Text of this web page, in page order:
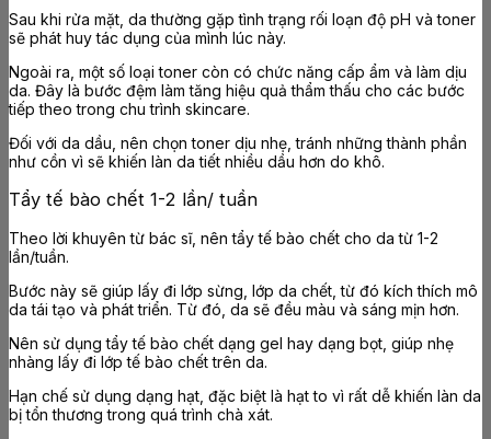
Sau khi rửa mặt, da thường gặp tình trạng rối loạn độ pH và toner
sẽ phát huy tác dụng của mình lúc này.
Ngoài ra, một số loại toner còn có chức năng cấp ẩm và làm dịu
da. Đây là bước đệm làm tăng hiệu quả thẩm thấu cho các bước
tiếp theo trong chu trình skincare.
Đối với da dầu, nên chọn toner dịu nhẹ, tránh những thành phần
như cồn vì sẽ khiến làn da tiết nhiều dầu hơn do khô.
Tẩy tế bào chết 1-2 lần/ tuần
Theo lời khuyên từ bác sĩ, nên tẩy tế bào chết cho da từ 1-2
lần/tuần.
Bước này sẽ giúp lấy đi lớp sừng, lớp da chết, từ đó kích thích mô
da tái tạo và phát triển. Từ đó, da sẽ đều màu và sáng mịn hơn.
Nên sử dụng tẩy tế bào chết dạng gel hay dạng bọt, giúp nhẹ
nhàng lấy đi lớp tế bào chết trên da.
Hạn chế sử dụng dạng hạt, đặc biệt là hạt to vì rất dễ khiến làn da
bị tổn thương trong quá trình chà xát.